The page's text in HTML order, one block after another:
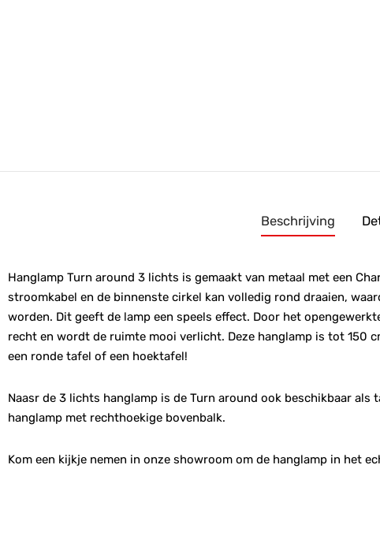
Beschrijving
Hanglamp Turn around 3 lichts is gemaakt van metaal met een
stroomkabel en de binnenste cirkel kan volledig rond draaien,
worden. Dit geeft de lamp een speels effect. Door het
recht en wordt de ruimte mooi verlicht. Deze hanglamp is tot 150
een ronde tafel of een hoektafel!
Naasr de 3 lichts hanglamp is de Turn around ook beschikbaar
hanglamp met rechthoekige bovenbalk.
Kom een kijkje nemen in onze showroom om de hanglamp in het